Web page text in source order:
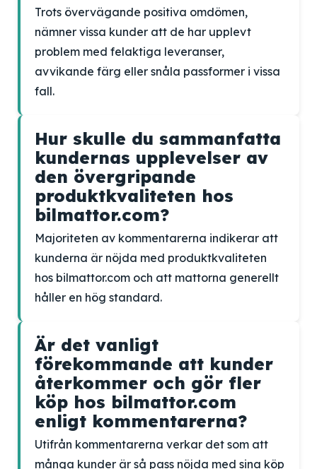
Trots övervägande positiva omdömen,
nämner vissa kunder att de har upplevt
problem med felaktiga leveranser,
avvikande färg eller snåla passformer i vissa
fall.
Hur skulle du sammanfatta
kundernas upplevelser av
den övergripande
produktkvaliteten hos
bilmattor.com?
Majoriteten av kommentarerna indikerar att
kunderna är nöjda med produktkvaliteten
hos bilmattor.com och att mattorna generellt
håller en hög standard.
Är det vanligt
förekommande att kunder
återkommer och gör fler
köp hos bilmattor.com
enligt kommentarerna?
Utifrån kommentarerna verkar det som att
många kunder är så pass nöjda med sina köp